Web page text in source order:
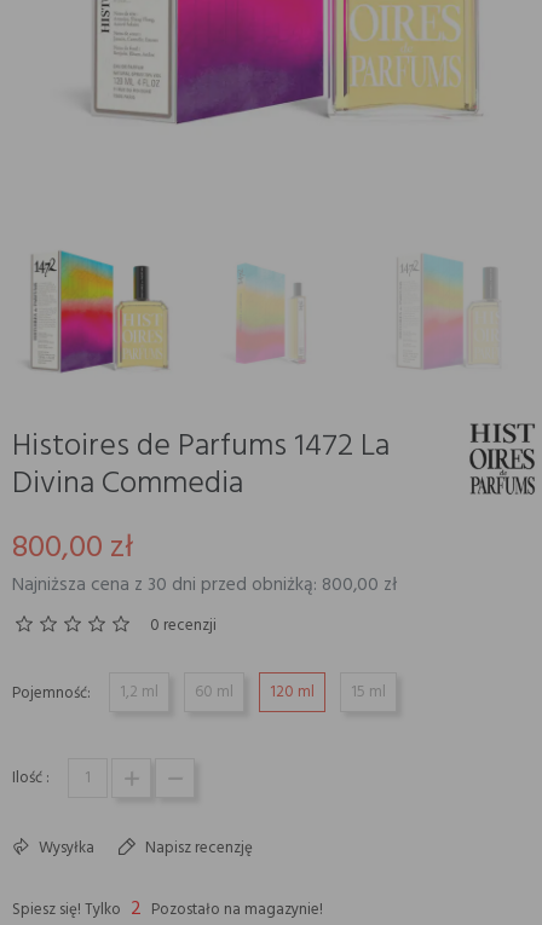
Histoires de Parfums 1472 La
Divina Commedia
800,00 zł
Najniższa cena z 30 dni przed obniżką: 800,00 zł
0 recenzji
Pojemność: 1,2 ml 60 ml 120 ml 15 ml
Ilość :
Wysyłka Napisz recenzję
Spiesz się! Tylko 2 Pozostało na magazynie!